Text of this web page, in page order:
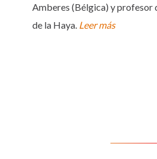
Amberes (Bélgica) y profesor
de la Haya. Leer más